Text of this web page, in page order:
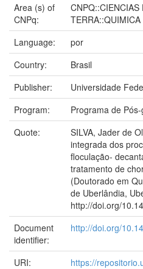
Area (s) of
CNPq:
CNPQ::CIENCIAS
TERRA::QUIMICA
Language:
por
Country:
Brasil
Publisher:
Universidade
Program:
Programa de
Quote:
SILVA, Jader de
integrada dos
floculação-
tratamento de
(Doutorado em
de Uberlândia,
http://doi.org/
Document
identifier:
http://doi.org/
URI:
https://